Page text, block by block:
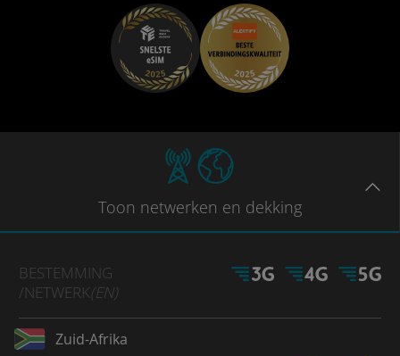
Toon netwerken en dekking
BESTEMMING
/NETWERK(EN)
Zuid-Afrika